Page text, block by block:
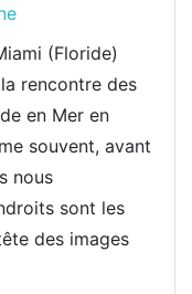
(Floride)
rencontre des
en Mer en
souvent, avant
nous
sont les
des images